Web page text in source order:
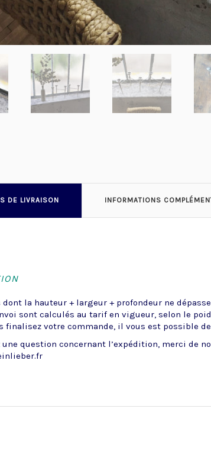
DE LIVRAISON INFORMATIONS
la hauteur + largeur + profondeur ne
sont calculés au tarif en vigueur, selon le
finalisez votre commande, il vous est possible
une question concernant l’expédition, merci de